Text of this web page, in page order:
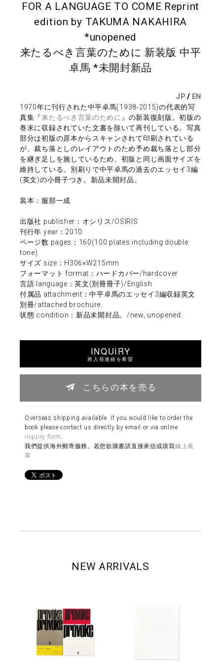
FOR A LANGUAGE TO COME Reprint
edition by TAKUMA NAKAHIRA
*unopened
来たるべき言葉のために 新装版 中平
卓馬 *未開封新品
JP / EN
1970年に刊行された中平卓馬(1938-2015)の代表的写
真集『来たるべき言葉のために 』の新装復刻版。初版の
巻末に収録されていた文書を除いて再刊している。写真
部分は初版の原本からスキャンされて印刷されている
が、裁ち落としのレイアウトのため予め裁ち落とし部分
を継ぎ足しを施しているため、初版と同じ画面サイズを
維持している。別刷りで中平卓馬の過去のエッセイ3編
(英文)の小冊子つき。新品未開封品。
装本：服部一成
出版社 publisher：オシリス/OSIRIS
刊行年 year：2010
ページ数 pages：160(100 plates including double
tone)
サイズ size：H306×W215mm
フォーマット format：ハードカバー/hardcover
言語 language：英文(別冊冊子)/English
付属品 attachment：中平卓馬のエッセイ3編収録英文
別冊/attached brochure.
状態 condition：新品未開封品。/new, unopened.
INQUIRY
再入荷連絡を希望
こちらの本を売る
Overseas shipping available. If you would like to order the
book please contact us directly by email or via online
inquiry form
我們提供海外郵寄服務。若您欲購書請直接來信或填寫線上表
單
NEW ARRIVALS